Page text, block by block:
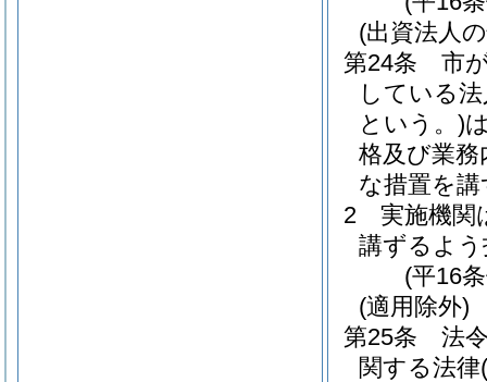
(出資法人
第24条
市
している
という。)
格及び業
な措置を
2
実施機関
講ずるよ
(平16
(適用除外)
第25条
法
関する法律